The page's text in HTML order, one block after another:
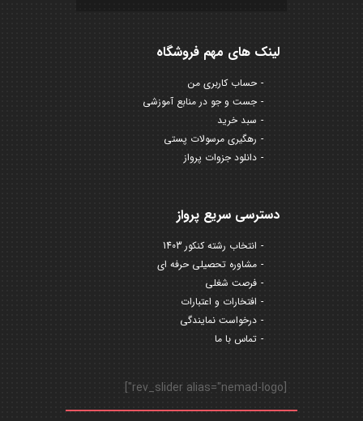
لینک های مهم فروشگاه
حساب کاربری من
جست و جو در منابع آموزشی
سبد خرید
رهگیری مرسولات پستی
دانلود جزوات پرواز
دسترسی سریع پرواز
انتخاب رشته کنکور 1403
مشاوره تحصیلی حرفه ای
فرصت شغلی
افتخارات و اعتبارات
درخواست نمایندگی
تماس با ما
[rev_slider alias="nemad-logo"]